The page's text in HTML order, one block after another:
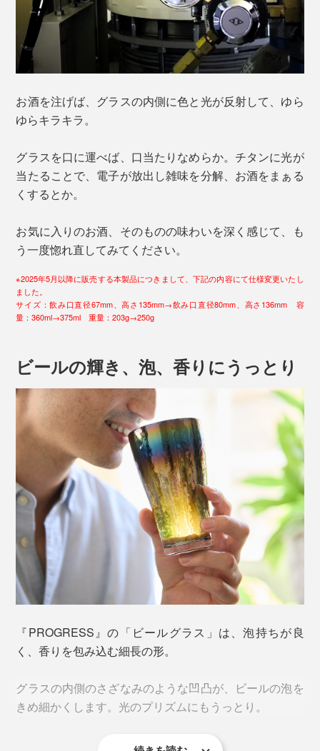
お酒を注げば、グラスの内側に色と光が反射して、ゆら
ゆらキラキラ。
グラスを口に運べば、口当たりなめらか。チタンに光が
当たることで、電子が放出し雑味を分解、お酒をまぁる
くするとか。
お気に入りのお酒、そのものの味わいを深く感じて、も
う一度惚れ直してみてください。
※2025年5月以降に販売する本製品につきまして、下記の内容にて仕様変更いたし
ました。
サイズ：飲み口直径67mm、高さ135mm→飲み口直径80mm、高さ136mm 容
量：360ml→375ml 重量：203g→250g
ビールの輝き、泡、香りにうっとり
『PROGRESS』の「ビールグラス」は、泡持ちが良
く、香りを包み込む細長の形。
グラスの内側のさざなみのような凹凸が、ビールの泡を
きめ細かくします。光のプリズムにもうっとり。